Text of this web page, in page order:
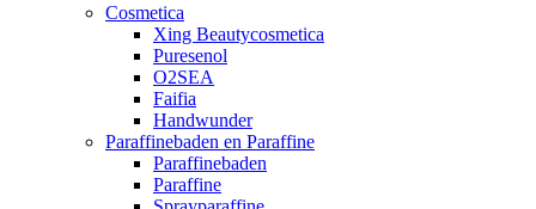
Cosmetica
Xing Beautycosmetica
Puresenol
O2SEA
Faifia
Handwunder
Paraffinebaden en Paraffine
Paraffinebaden
Paraffine